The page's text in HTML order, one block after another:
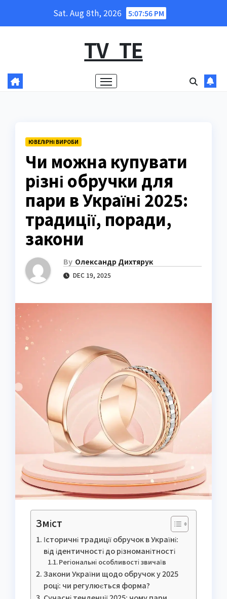
Sat. Aug 8th, 2026 5:07:58 PM
TV_TE
ЮВЕЛІРНІ ВИРОБИ
Чи можна купувати
різні обручки для
пари в Україні 2025:
традиції, поради,
закони
By Олександр Дихтярук
DEC 19, 2025
Зміст
Історичні традиції обручок в Україні:
від ідентичності до різноманітності
Регіональні особливості звичаїв
Закони України щодо обручок у 2025
році: чи регулюється форма?